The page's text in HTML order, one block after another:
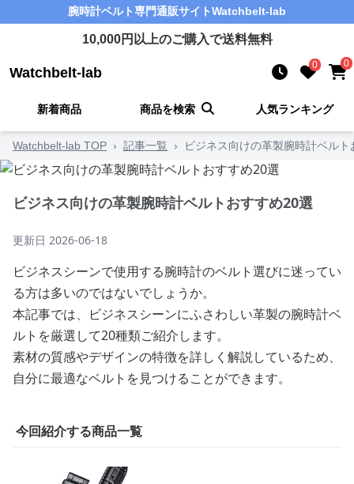
腕時計ベルト専門通販サイトWatchbelt-lab
10,000円以上のご購入で送料無料
Watchbelt-lab 0 0
新着商品 商品を検索 人気ランキング
Watchbelt-lab TOP › 記事一覧 › ビジネス向けの革製腕時計ベル
ビジネス向けの革製腕時計ベルトおすすめ20選
更新日 2026-06-18
ビジネスシーンで使用する腕時計のベルト選びに迷ってい
る方は多いのではないでしょうか。
本記事では、ビジネスシーンにふさわしい革製の腕時計ベ
ルトを厳選して20種類ご紹介します。
素材の質感やデザインの特徴を詳しく解説しているため、
自分に最適なベルトを見つけることができます。
今回紹介する商品一覧